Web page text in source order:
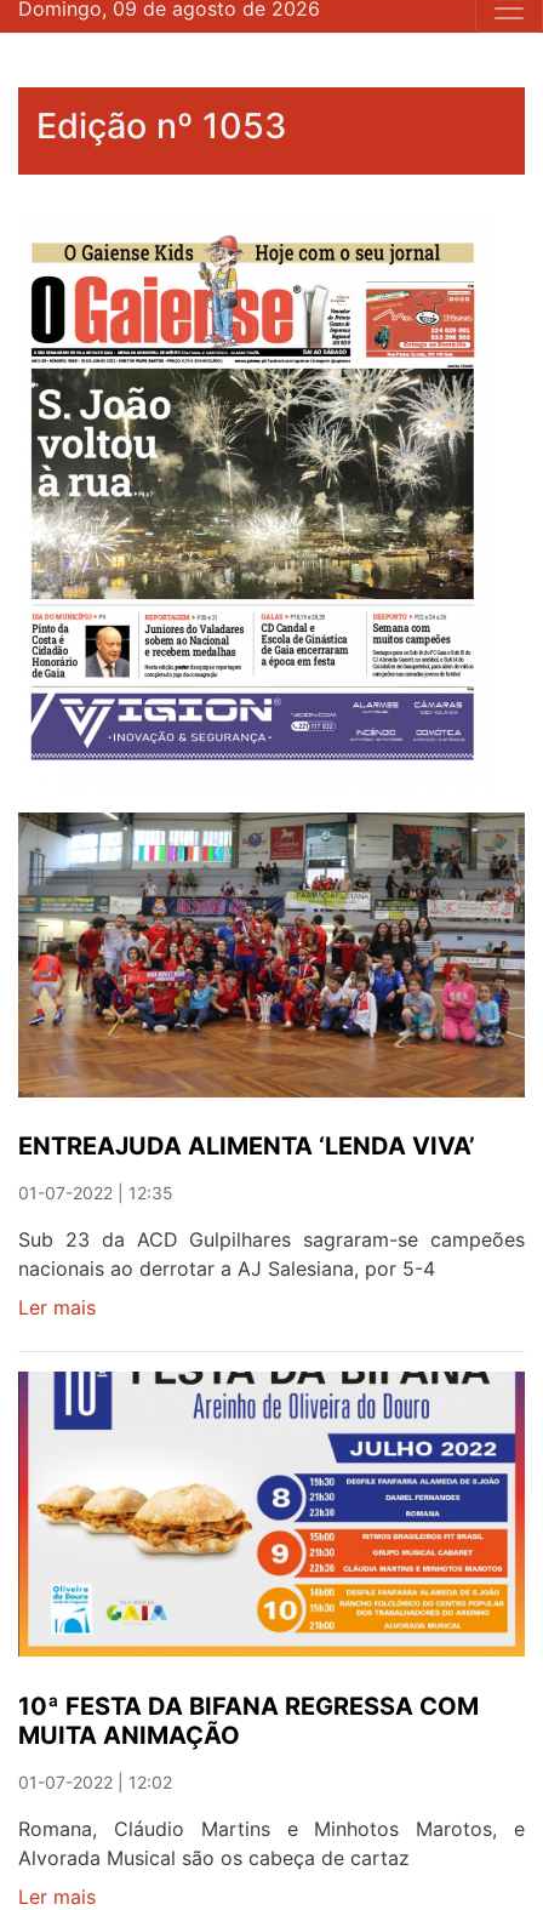
Domingo, 09 de agosto de 2026
Edição nº 1053
ENTREAJUDA ALIMENTA ‘LENDA VIVA’
01-07-2022 | 12:35
Sub 23 da ACD Gulpilhares sagraram-se campeões
nacionais ao derrotar a AJ Salesiana, por 5-4
Ler mais
ALIMENTA
VIVA’
10ª FESTA DA BIFANA REGRESSA COM
MUITA ANIMAÇÃO
01-07-2022 | 12:02
Romana, Cláudio Martins e Minhotos Marotos, e
Alvorada Musical são os cabeça de cartaz
Ler mais